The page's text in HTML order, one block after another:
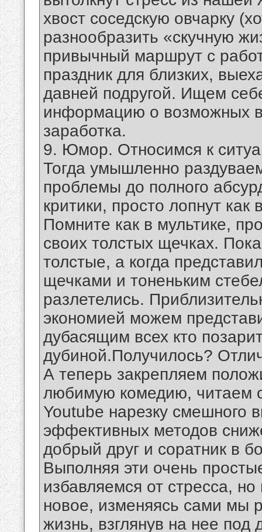
хвост соседскую овчарку
разнообразить «скучную
привычный маршрут с
праздник для близких,
давней подругой. Ищем
информацию о возможных
заработка.
9. Юмор. Относимся к
Тогда умышленно
проблемы до полного
критики, просто лопнут
Помните как в мультике,
своих толстых щечках.
толстые, а когда
щечками и тоненьким
разлетелись.
экономией можем
дубасящим всех кто
дубиной.Получилось?
А теперь закрепляем
любимую комедию, читаем
Youtube нарезку смешного
эффективных методов
добрый друг и соратник в
Выполняя эти очень
избавляемся от стресса,
новое, изменяясь сами мы
жизнь, взглянув на нее под